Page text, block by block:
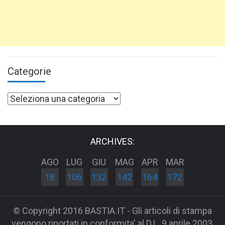
Categorie
Categorie
ARCHIVES:
AGO
18
LUG
106
GIU
132
MAG
142
APR
164
MAR
172
© Copyright 2016 BASTIA.IT - Gli articoli di stampa